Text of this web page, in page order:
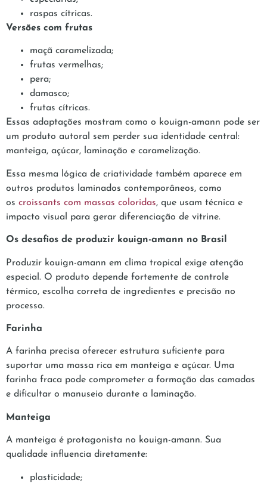
raspas cítricas.
Versões com frutas
maçã caramelizada;
frutas vermelhas;
pera;
damasco;
frutas cítricas.
Essas adaptações mostram como o kouign-amann pode ser
um produto autoral sem perder sua identidade central:
manteiga, açúcar, laminação e caramelização.
Essa mesma lógica de criatividade também aparece em
outros produtos laminados contemporâneos, como
os croissants com massas coloridas, que usam técnica e
impacto visual para gerar diferenciação de vitrine.
Os desafios de produzir kouign-amann no Brasil
Produzir kouign-amann em clima tropical exige atenção
especial. O produto depende fortemente de controle
térmico, escolha correta de ingredientes e precisão no
processo.
Farinha
A farinha precisa oferecer estrutura suficiente para
suportar uma massa rica em manteiga e açúcar. Uma
farinha fraca pode comprometer a formação das camadas
e dificultar o manuseio durante a laminação.
Manteiga
A manteiga é protagonista no kouign-amann. Sua
qualidade influencia diretamente:
plasticidade;